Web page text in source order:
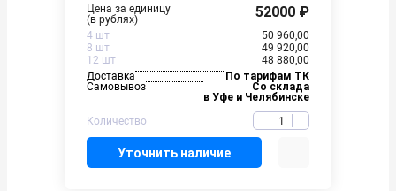
Цена за единицу
(в рублях)
52000 ₽
4 шт
50 960,00
8 шт
49 920,00
12 шт
48 880,00
Доставка
По тарифам ТК
Самовывоз
Со склада
в Уфе и Челябинске
Количество
Уточнить наличие